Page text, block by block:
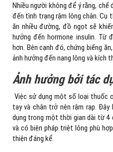
Nhiều người không để ý rằng,
đến tình trạng rậm lông chân. Cụ
ăn nhiều đường, đồ ngọt sẽ
hưởng đến hormone insulin. Từ
hơn. Bên cạnh đó, chứng biếng
ảnh hưởng đến nang lông và kích
Ảnh hưởng bởi tác
Việc sử dụng một số loại thuốc
tay và chân trở nên rậm rạp.
dụng trong một thời gian dài từ 4
và có biện pháp triệt lông phù
thiện đáng kể.